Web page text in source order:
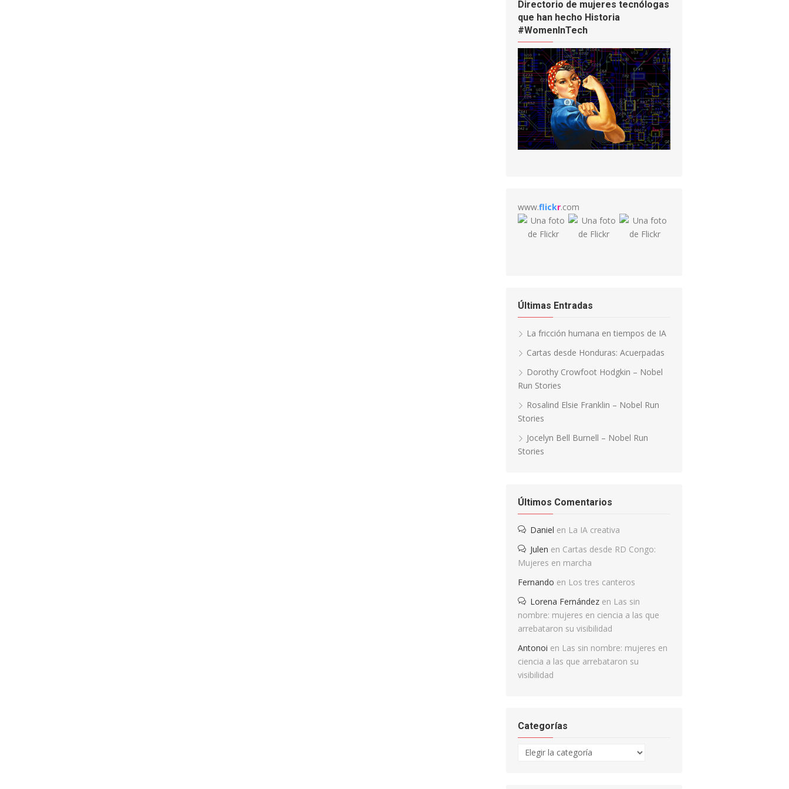
Directorio de mujeres tecnólogas
que han hecho Historia
#WomenInTech
www.flickr.com
Últimas Entradas
La fricción humana en tiempos de IA
Cartas desde Honduras: Acuerpadas
Dorothy Crowfoot Hodgkin – Nobel
Run Stories
Rosalind Elsie Franklin – Nobel Run
Stories
Jocelyn Bell Burnell – Nobel Run
Stories
Últimos Comentarios
Daniel en La IA creativa
Julen en Cartas desde RD Congo:
Mujeres en marcha
Fernando en Los tres canteros
Lorena Fernández en Las sin
nombre: mujeres en ciencia a las que
arrebataron su visibilidad
Antonoi en Las sin nombre: mujeres en
ciencia a las que arrebataron su
visibilidad
Categorías
Categorías